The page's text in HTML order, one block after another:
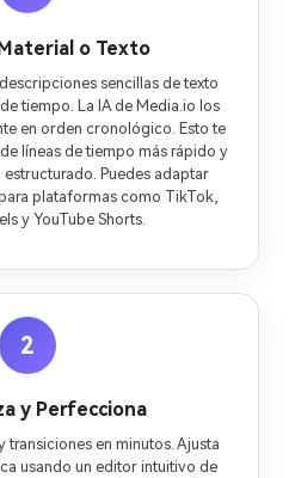
o Texto
sencillas de texto
tiempo. La IA de Media.io los
en orden cronológico. Esto te
líneas de tiempo más rápido y
Puedes adaptar
plataformas como TikTok,
y YouTube Shorts.
2
y Perfecciona
transiciones en minutos. Ajusta
usando un editor intuitivo de